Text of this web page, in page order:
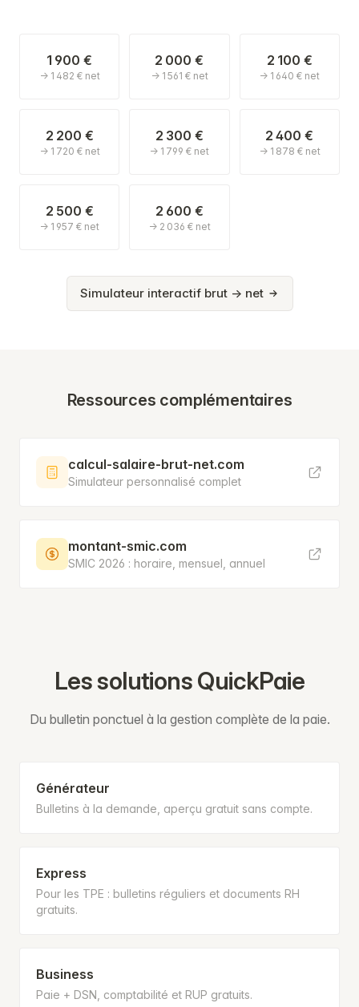
1 900 €
→ 1 482 € net
2 000 €
→ 1 561 € net
2 100 €
→ 1 640 € net
2 200 €
→ 1 720 € net
2 300 €
→ 1 799 € net
2 400 €
→ 1 878 € net
2 500 €
→ 1 957 € net
2 600 €
→ 2 036 € net
Simulateur interactif brut → net
Ressources complémentaires
calcul-salaire-brut-net.com
Simulateur personnalisé complet
montant-smic.com
SMIC 2026 : horaire, mensuel, annuel
Les solutions QuickPaie
Du bulletin ponctuel à la gestion complète de la paie.
Générateur
Bulletins à la demande, aperçu gratuit sans compte.
Express
Pour les TPE : bulletins réguliers et documents RH
gratuits.
Business
Paie + DSN, comptabilité et RUP gratuits.